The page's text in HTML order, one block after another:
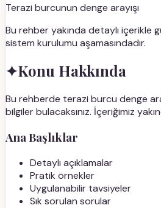
Terazi burcunun denge arayışı
Bu rehber yakında detaylı içerikle
sistem kurulumu aşamasındadır.
✦Konu Hakkında
Bu rehberde terazi burcu denge
bilgiler bulacaksınız. İçeriğimiz
Ana Başlıklar
Detaylı açıklamalar
Pratik örnekler
Uygulanabilir tavsiyeler
Sık sorulan sorular